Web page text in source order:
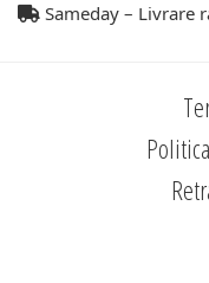
Sameday – Livrare